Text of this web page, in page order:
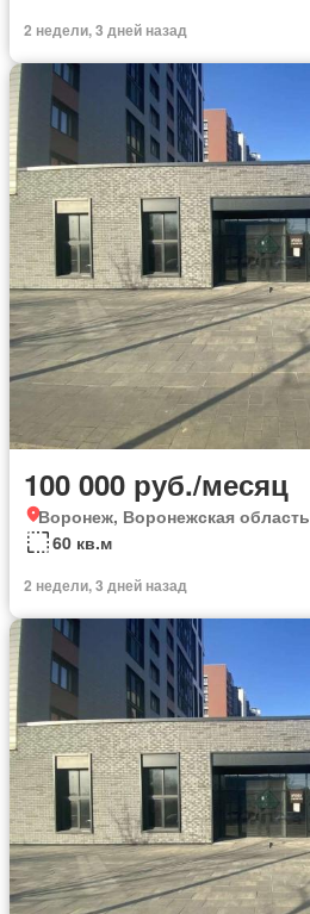
2 недели, 3 дней назад
100 000 руб./месяц
Воронеж, Воронежская область
60 кв.м
2 недели, 3 дней назад